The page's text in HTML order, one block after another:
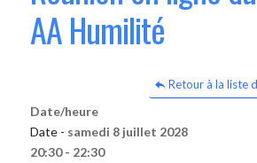
AA Humilité
Retour à la liste
Date/heure
Date - samedi 8 juillet 2028
20:30 - 22:30